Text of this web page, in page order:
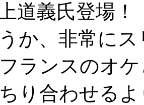
道義氏登場！
か、非常に
ランスのオ
り合わせる